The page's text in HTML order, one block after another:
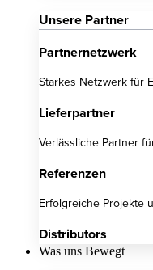
Unsere Partner
Partnernetzwerk
Starkes Netzwerk für
Lieferpartner
Verlässliche Partner
Referenzen
Erfolgreiche Projekte
Distributors
Was uns Bewegt